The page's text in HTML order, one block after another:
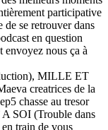
participative
de se retrouver dans
en question
envoyez nous ça à
MILLE ET
creatrices de la
chasse au tresor
SOI (Trouble dans
train de vous